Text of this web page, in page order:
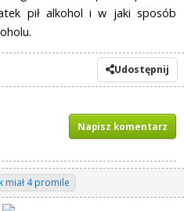
pił alkohol i w jaki sposób
Udostępnij
Napisz komentarz
miał 4 promile